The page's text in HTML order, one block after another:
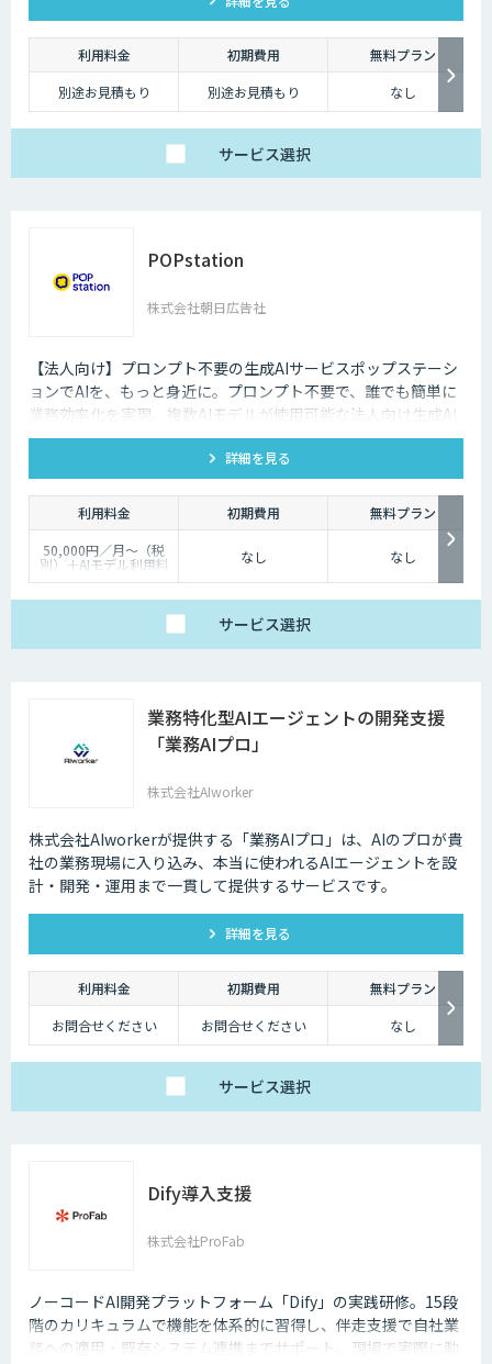
PDCAを実現し、経営課題起点でビジネスと技術の両面から幅
広く支援しています。
利用料金 初期費用
無料プラン
別途お見積もり
別途お見積もり なし
サービス選択
POPstation
株式会社朝日広告社
【法人向け】プロンプト不要の生成AIサービスポップステーシ
ョンでAIを、もっと身近に。プロンプト不要で、誰でも簡単に
業務効率化を実現。複数AIモデルが使用可能な法人向け生成AI
サービスです。
詳細を見る
利用料金 初期費用
無料プラン
50,000円／月〜（税
別）＋AIモデル利用料
（従量課金）
なし なし
サービス選択
業務特化型AIエージェントの開発支援
「業務AIプロ」
株式会社AIworker
株式会社AIworkerが提供する「業務AIプロ」は、AIのプロが貴
社の業務現場に入り込み、本当に使われるAIエージェントを設
計・開発・運用まで一貫して提供するサービスです。
詳細を見る
利用料金 初期費用
無料プラン
お問合せください
お問合せください なし
サービス選択
Dify導入支援
株式会社ProFab
ノーコードAI開発プラットフォーム「Dify」の実践研修。15段
階のカリキュラムで機能を体系的に習得し、伴走支援で自社業
務への適用・既存システム連携までサポート。現場で実際に動